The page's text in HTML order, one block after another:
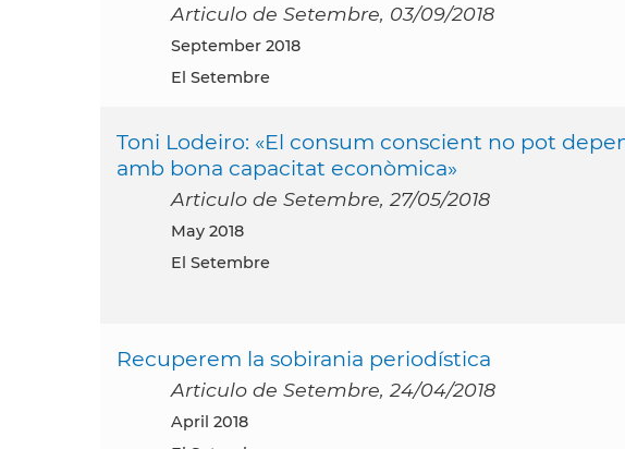
Articulo de Setembre, 03/09/2018
September 2018
El Setembre
Toni Lodeiro: «El consum conscient no pot
amb bona capacitat econòmica»
Articulo de Setembre, 27/05/2018
May 2018
El Setembre
Recuperem la sobirania periodística
Articulo de Setembre, 24/04/2018
April 2018